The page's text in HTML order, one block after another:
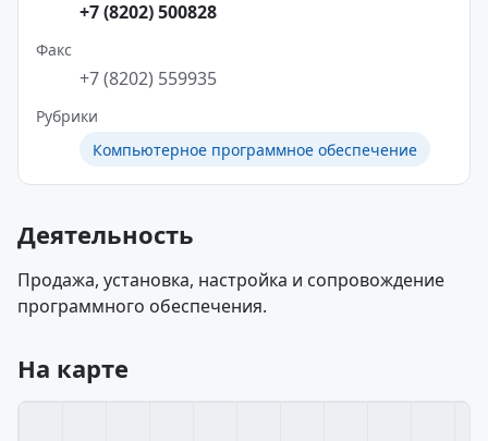
+7 (8202) 500828
Факс
+7 (8202) 559935
Рубрики
Компьютерное программное обеспечение
Деятельность
Продажа, установка, настройка и сопровождение
программного обеспечения.
На карте